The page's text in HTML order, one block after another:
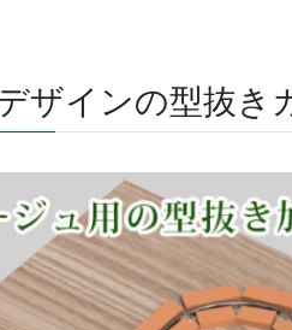
ザインの型抜き